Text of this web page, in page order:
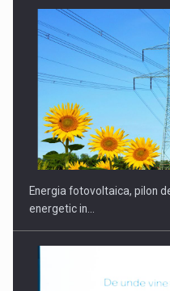
Energia fotovoltaica, pilon
energetic in…